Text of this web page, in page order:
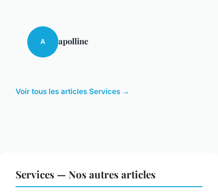
A apolline
Voir tous les articles Services →
Services — Nos autres articles